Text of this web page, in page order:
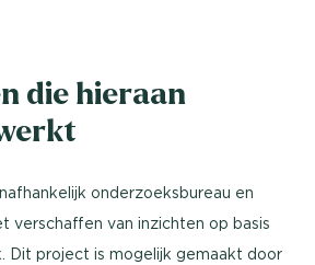
die hieraan
onderzoeksbureau en
verschaffen van inzichten op basis
Dit project is mogelijk gemaakt door